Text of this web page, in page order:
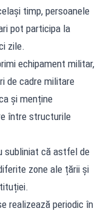
timp, persoanele
pot participa la
zile.
echipament militar,
de cadre militare
și menține
între structurile
subliniat că astfel de
zone ale țării și
realizează periodic în